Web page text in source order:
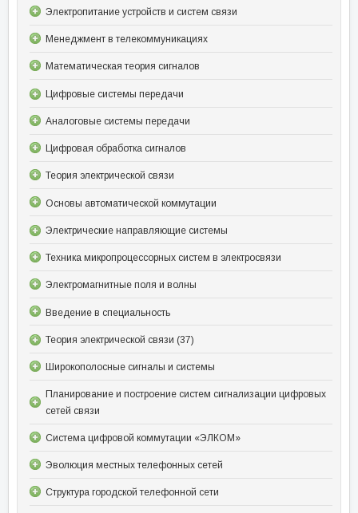
Электропитание устройств и систем связи
Менеджмент в телекоммуникациях
Математическая теория сигналов
Цифровые системы передачи
Аналоговые системы передачи
Цифровая обработка сигналов
Теория электрической связи
Основы автоматической коммутации
Электрические направляющие системы
Техника микропроцессорных систем в электросвязи
Электромагнитные поля и волны
Введение в специальность
Теория электрической связи (37)
Широкополосные сигналы и системы
Планирование и построение систем сигнализации цифровых
сетей связи
Система цифровой коммутации «ЭЛКОМ»
Эволюция местных телефонных сетей
Структура городской телефонной сети